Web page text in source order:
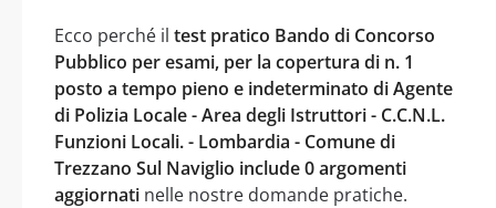
Ecco perché il test pratico Bando di Concorso
Pubblico per esami, per la copertura di n. 1
posto a tempo pieno e indeterminato di Agente
di Polizia Locale - Area degli Istruttori - C.C.N.L.
Funzioni Locali. - Lombardia - Comune di
Trezzano Sul Naviglio include 0 argomenti
aggiornati nelle nostre domande pratiche.